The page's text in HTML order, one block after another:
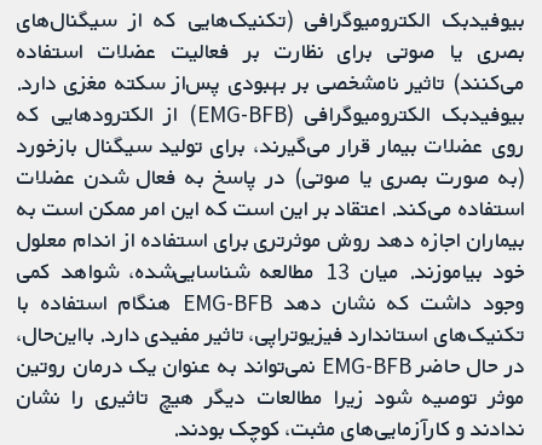
بیوفیدبک الکترومیوگرافی (تکنیک‌هایی که از سیگنال‌های
بصری یا صوتی برای نظارت بر فعالیت عضلات استفاده
می‌کنند) تاثیر نامشخصی بر بهبودی پس‌از سکته مغزی دارد.
بیوفیدبک الکترومیوگرافی (EMG-BFB) از الکترودهایی که
روی عضلات بیمار قرار می‌گیرند، برای تولید سیگنال بازخورد
(به صورت بصری یا صوتی) در پاسخ به فعال شدن عضلات
استفاده می‌کند. اعتقاد بر این است که این امر ممکن است به
بیماران اجازه دهد روش موثرتری برای استفاده از اندام معلول
خود بیاموزند. میان 13 مطالعه شناسایی‌شده، شواهد کمی
وجود داشت که نشان دهد EMG-BFB هنگام استفاده با
تکنیک‌های استاندارد فیزیوتراپی، تاثیر مفیدی دارد. بااین‌حال،
در حال حاضر EMG-BFB نمی‌تواند به عنوان یک درمان روتین
موثر توصیه شود زیرا مطالعات دیگر هیچ تاثیری را نشان
ندادند و کارآزمایی‌های مثبت، کوچک بودند.